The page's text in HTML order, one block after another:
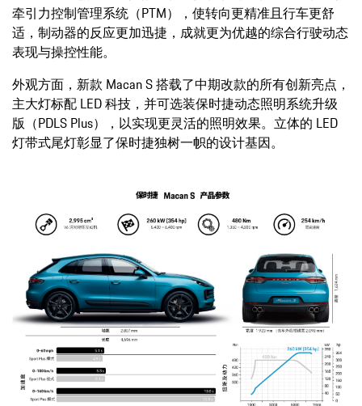
牵引力控制管理系统（PTM），使转向更精准且行车更舒
适，制动器的反应更加迅捷，成就更为优越的综合行驶动态
表现与操控性能。
外观方面，新款 Macan S 搭载了中期改款的所有创新亮点，
主大灯标配 LED 科技，并可选装保时捷动态照明系统升级
版（PDLS Plus），以实现更灵活的照明效果。立体的 LED
灯带式尾灯彰显了保时捷独树一帜的设计基因。